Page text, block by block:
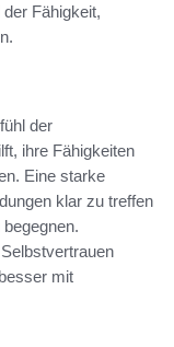
Fähigkeit,
der
ihre Fähigkeiten
Eine starke
klar zu treffen
mit